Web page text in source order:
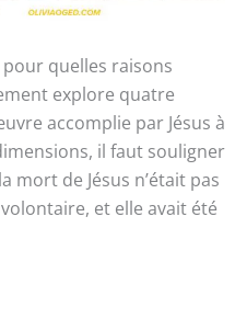
quelles raisons
explore quatre
accomplie par Jésus à
il faut souligner
mort de Jésus n’était pas
et elle avait été